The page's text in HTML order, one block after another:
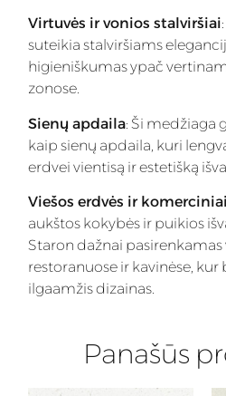
Virtuvės ir vonios stalviršiai
suteikia stalviršiams
higieniškumas ypač
zonose.
Sienų apdaila: Ši medžiaga
kaip sienų apdaila, kuri
erdvei vientisą ir estetišką
Viešos erdvės ir
aukštos kokybės ir puikios
Staron dažnai pasirenkamas
restoranuose ir kavinėse,
ilgaamžis dizainas.
Panašūs